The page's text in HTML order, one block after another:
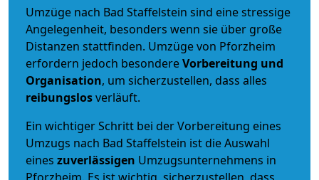
Umzüge nach Bad Staffelstein sind eine stressige
Angelegenheit, besonders wenn sie über große
Distanzen stattfinden. Umzüge von Pforzheim
erfordern jedoch besondereVorbereitung und
Organisation, um sicherzustellen, dass alles
reibungslosverläuft.
Ein wichtiger Schritt bei der Vorbereitung eines
Umzugs nach Bad Staffelstein ist die Auswahl
eines zuverlässigen Umzugsunternehmens in